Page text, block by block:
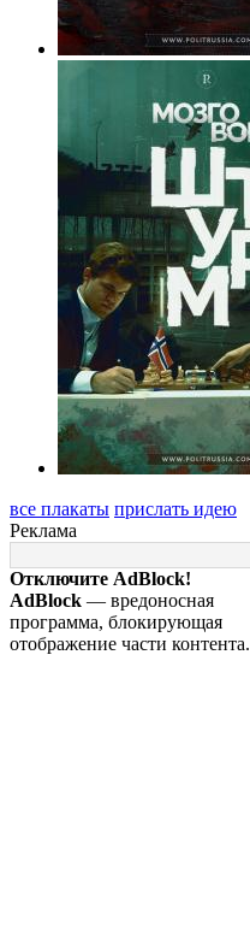
все плакаты прислать идею
Реклама
Отключите AdBlock!
AdBlock — вредоносная
программа, блокирующая
отображение части контента.